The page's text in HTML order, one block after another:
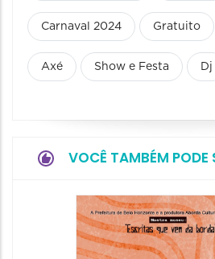
Carnaval 2024 Gratuito
Axé Show e Festa Dj
VOCÊ TAMBÉM PODE